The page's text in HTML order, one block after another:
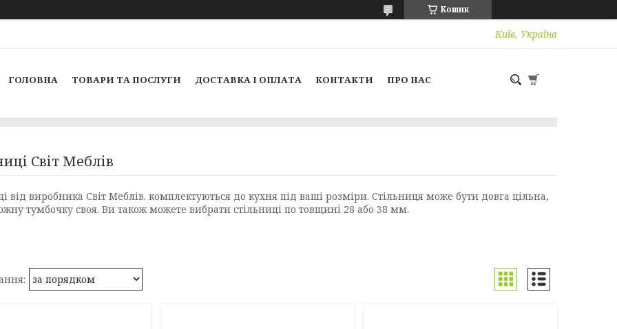
Кошик
Київ, Україна
ГОЛОВНА ТОВАРИ ТА ПОСЛУГИ ДОСТАВКА І ОПЛАТА КОНТАКТИ ПРО НАС
Світ Меблів
від виробника Світ Меблів. комплектуються до кухня під ваші розміри. Стільниця може бути довга цільна,
тумбочку своя. Ви також можете вибрати стільниці по товщині 28 або 38 мм.